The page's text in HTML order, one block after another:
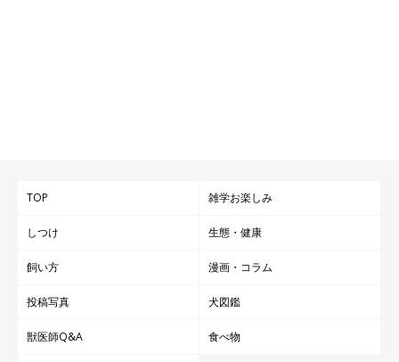
TOP 雑学お楽しみ
しつけ 生態・健康
飼い方 漫画・コラム
投稿写真 犬図鑑
獣医師Q&A 食べ物